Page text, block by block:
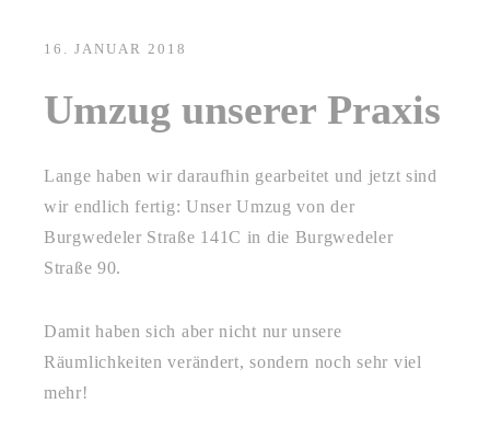
16. JANUAR 2018
Umzug unserer Praxis
Lange haben wir daraufhin gearbeitet und jetzt sind
wir endlich fertig: Unser Umzug von der
Burgwedeler Straße 141C in die Burgwedeler
Straße 90.
Damit haben sich aber nicht nur unsere
Räumlichkeiten verändert, sondern noch sehr viel
mehr!